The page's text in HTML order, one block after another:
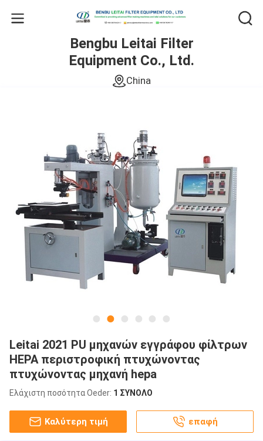
Bengbu Leitai Filter
Equipment Co., Ltd.
China
Leitai 2021 PU μηχανών εγγράφου φίλτρων
HEPA περιστροφική πτυχώνοντας
πτυχώνοντας μηχανή hepa
Ελάχιστη ποσότητα Oeder: 1 ΣΥΝΟΛΟ
Καλύτερη τιμή επαφή